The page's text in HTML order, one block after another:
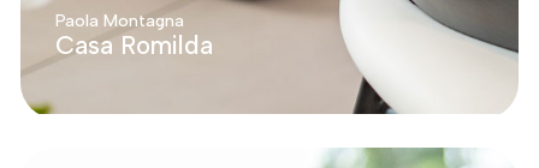
Paola Montagna
Casa Romilda